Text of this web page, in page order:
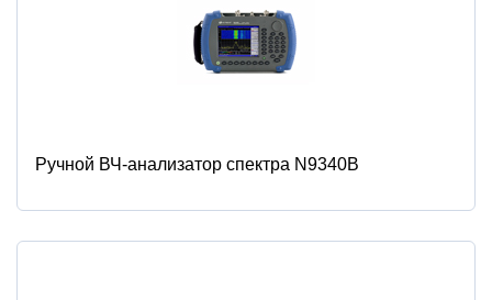
Ручной ВЧ-анализатор спектра N9340B